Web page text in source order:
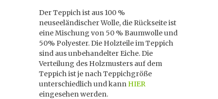
Der Teppich ist aus 100 %
neuseeländischer Wolle, die Rückseite ist
eine Mischung von 50 % Baumwolle und
50% Polyester. Die Holzteile im Teppich
sind aus unbehandelter Eiche. Die
Verteilung des Holzmusters auf dem
Teppich ist je nach Teppichgröße
unterschiedlich und kann HIER
eingesehen werden.